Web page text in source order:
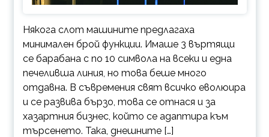
Някога слот машините предлагаха
минимален брой функции. Имаше 3 въртящи
се барабана с по 10 символа на всеки и една
печеливша линия, но това беше много
отдавна. В съвремения свят всичко еволюира
и се развива бързо, това се отнася и за
хазартния бизнес, който се адаптира към
търсенето. Така, днешните […]